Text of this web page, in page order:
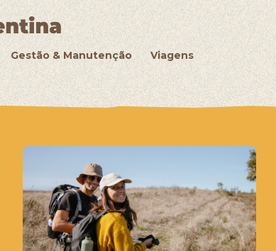
Gestão & Manutenção Viagens